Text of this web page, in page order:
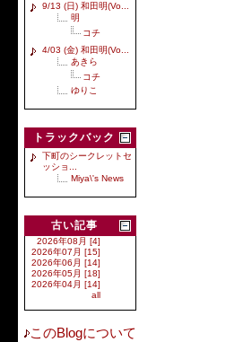
9/13 (日) 和田明(Vo...
明
コチ
4/03 (金) 和田明(Vo...
あきら
コチ
ゆりこ
トラックバック
下町のシークレットセ
ッショ...
Miya\'s News
古い記事
2026年08月 [4]
2026年07月 [15]
2026年06月 [14]
2026年05月 [18]
2026年04月 [14]
all
このBlogについて